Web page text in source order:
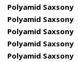
Polyamid
Polyamid
Polyamid
Polyamid
Polyamid